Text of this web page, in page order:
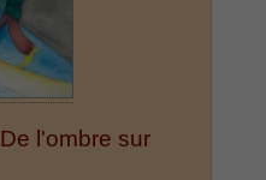
l'ombre sur